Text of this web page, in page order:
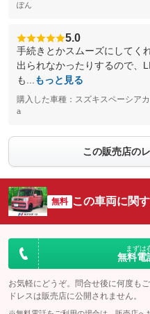
ぽん
5.0
手続きとかスムーズにしてく
出られなかったりするので、
も...
もっと見る
購入した車種：スズキスペーシア
a
この販売店の
無料 この車両に関
まずは
無料電
お気軽にどうぞ。問合せ後に何度も
ドレスは販売店に公開されません。